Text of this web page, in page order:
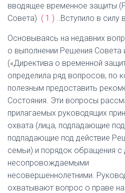
вводящее временное защиты
Совета) ( 1 ) ..Вступило в силу
Основываясь на недавних
о выполнении Решения Совета
(«Директива о временной
определила ряд вопросов, по
полезным предоставить
Состояния. Эти вопросы
прилагаемых руководящих
охвата (лица, подпадающие
подпадающие под действие
семьи) и порядок обращения с
несопровождаемыми
несовершеннолетними.
охватывают вопрос о праве